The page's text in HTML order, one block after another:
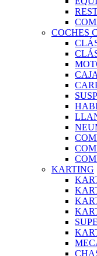
COCHES
KARTING